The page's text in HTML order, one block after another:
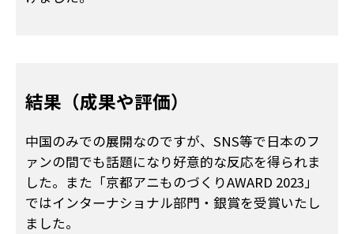
結果（成果や評価）
中国のみでの展開なのですが、SNS等で日本のフ
ァンの間でも話題になり好意的な反応を得られま
した。また「京都アニものづくりAWARD 2023」
ではインターナショナル部門・銀賞を受賞いたし
ました。